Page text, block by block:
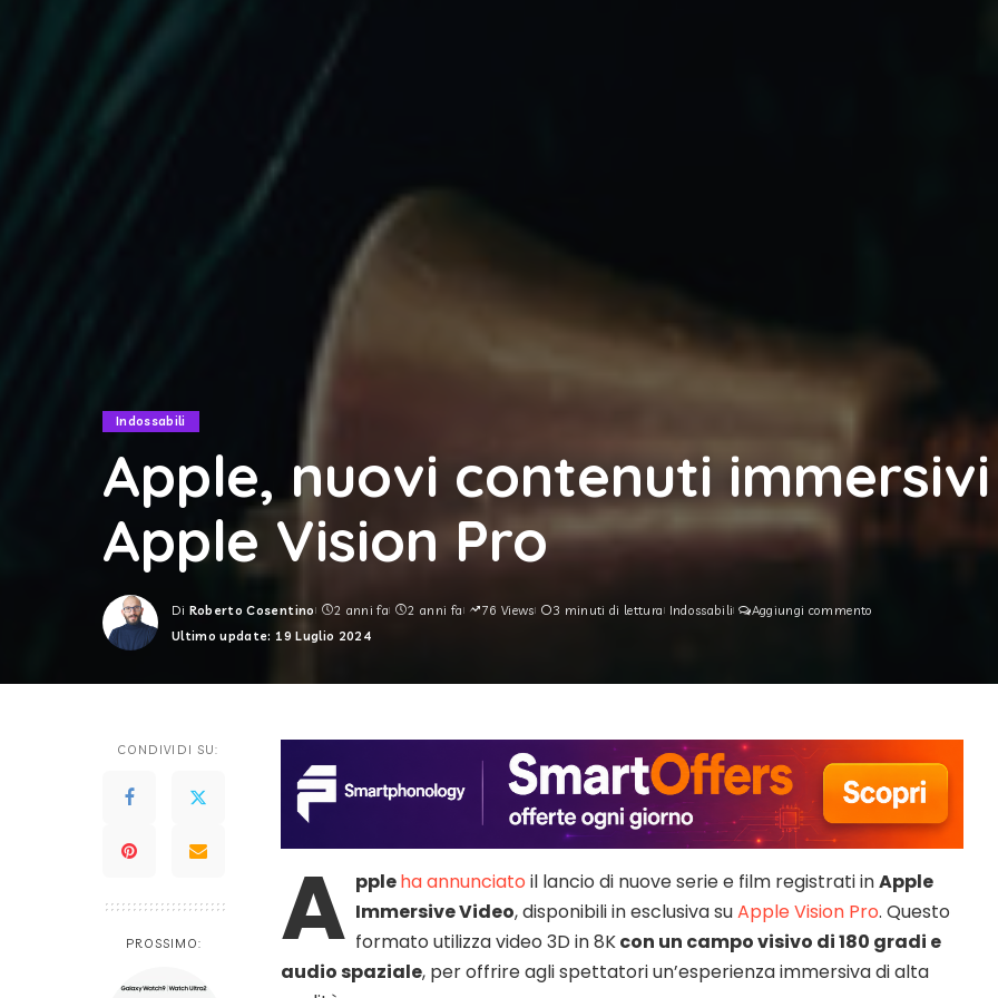
Indossabili
Apple, nuovi contenuti
Apple Vision Pro
Posted
by
Di Roberto Cosentino 2 anni fa 2 anni fa 76 Views 3 minuti di lettura Indossabili
Aggiungi commento
Ultimo update: 19 Luglio 2024
CONDIVIDI SU:
PROSSIMO: A ppleha annunciato il lancio di nuove serie e film registrati inApple
Immersive Video, disponibili in esclusiva suApple Vision Pro. Questo
formato utilizza video 3D in 8Kcon un campo visivo di 180 gradi e
audio spaziale, per offrire agli spettatori un’esperienza immersiva di alta